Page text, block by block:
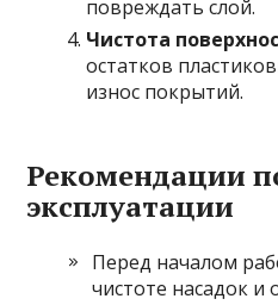
повреждать слой.
Чистота
остатков
износ покрытий.
Рекомендации
эксплуатации
Перед началом
чистоте насадок и